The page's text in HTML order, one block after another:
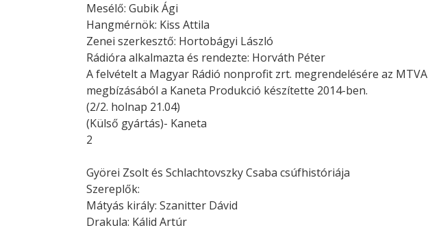
Mesélő: Gubik Ági
Hangmérnök: Kiss Attila
Zenei szerkesztő: Hortobágyi László
Rádióra alkalmazta és rendezte: Horváth Péter
A felvételt a Magyar Rádió nonprofit zrt. megrendelésére az MTVA
megbízásából a Kaneta Produkció készítette 2014-ben.
(2/2. holnap 21.04)
(Külső gyártás)- Kaneta
2
Györei Zsolt és Schlachtovszky Csaba csúfhistóriája
Szereplők:
Mátyás király: Szanitter Dávid
Drakula: Kálid Artúr